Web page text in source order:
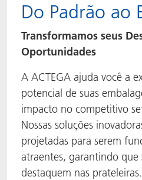
Do Padrão ao
Transformamos seus
Oportunidades
A ACTEGA ajuda você a
potencial de suas
impacto no competitivo
Nossas soluções
projetadas para serem
atraentes, garantindo que
destaquem nas prateleiras.